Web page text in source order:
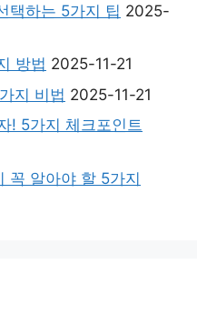
택하는 5가지 팁 2025-
방법 2025-11-21
지 비법 2025-11-21
! 5가지 체크포인트
꼭 알아야 할 5가지